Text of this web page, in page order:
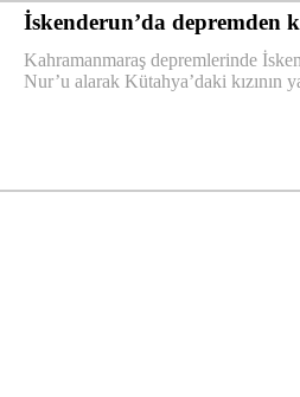
İskenderun’da depremden
Kahramanmaraş depremlerinde
Nur’u alarak Kütahya’daki kızının